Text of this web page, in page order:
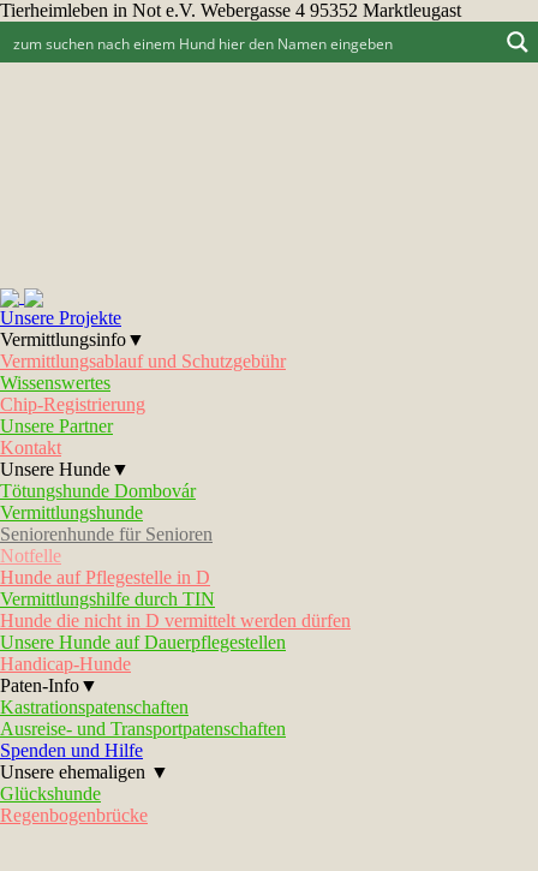
Tierheimleben in Not e.V. Webergasse 4 95352 Marktleugast
Unsere Projekte
Vermittlungsinfo▼
Vermittlungsablauf und Schutzgebühr
Wissenswertes
Chip-Registrierung
Unsere Partner
Kontakt
Unsere Hunde▼
Tötungshunde Dombovár
Vermittlungshunde
Seniorenhunde für Senioren
Notfelle
Hunde auf Pflegestelle in D
Vermittlungshilfe durch TIN
Hunde die nicht in D vermittelt werden dürfen
Unsere Hunde auf Dauerpflegestellen
Handicap-Hunde
Paten-Info▼
Kastrationspatenschaften
Ausreise- und Transportpatenschaften
Spenden und Hilfe
Unsere ehemaligen ▼
Glückshunde
Regenbogenbrücke